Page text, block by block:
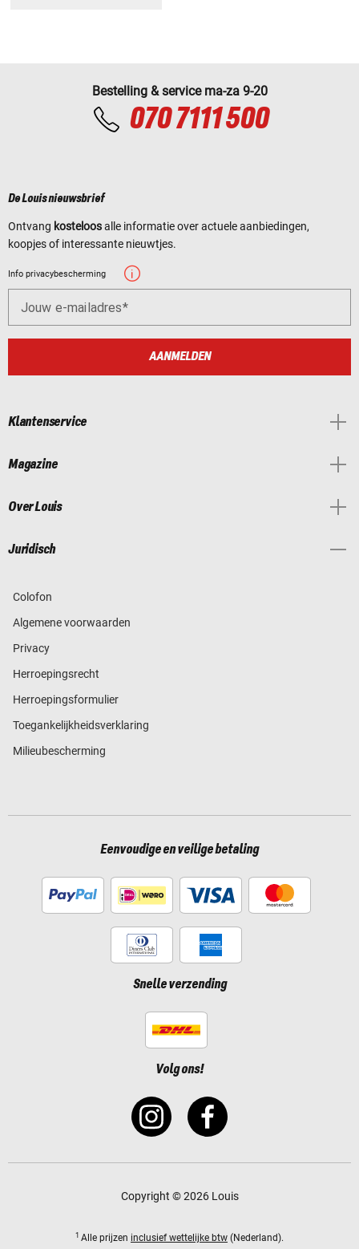
Bestelling & service ma-za 9-20
070 7111 500
De Louis nieuwsbrief
Ontvang kosteloosalle informatie over actuele aanbiedingen,
koopjes of interessante nieuwtjes.
Info privacybescherming
Jouw e-mailadres
AANMELDEN
Klantenservice
Magazine
Over Louis
Juridisch
Colofon
Algemene voorwaarden
Privacy
Herroepingsrecht
Herroepingsformulier
Toegankelijkheidsverklaring
Milieubescherming
Eenvoudige en veilige betaling
Snelle verzending
Volg ons!
Copyright © 2026 Louis
1 Alle prijzen inclusief wettelijke btw (Nederland).